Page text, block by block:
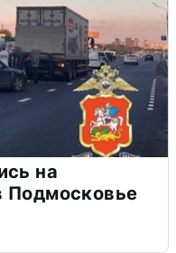
на
Подмосковье